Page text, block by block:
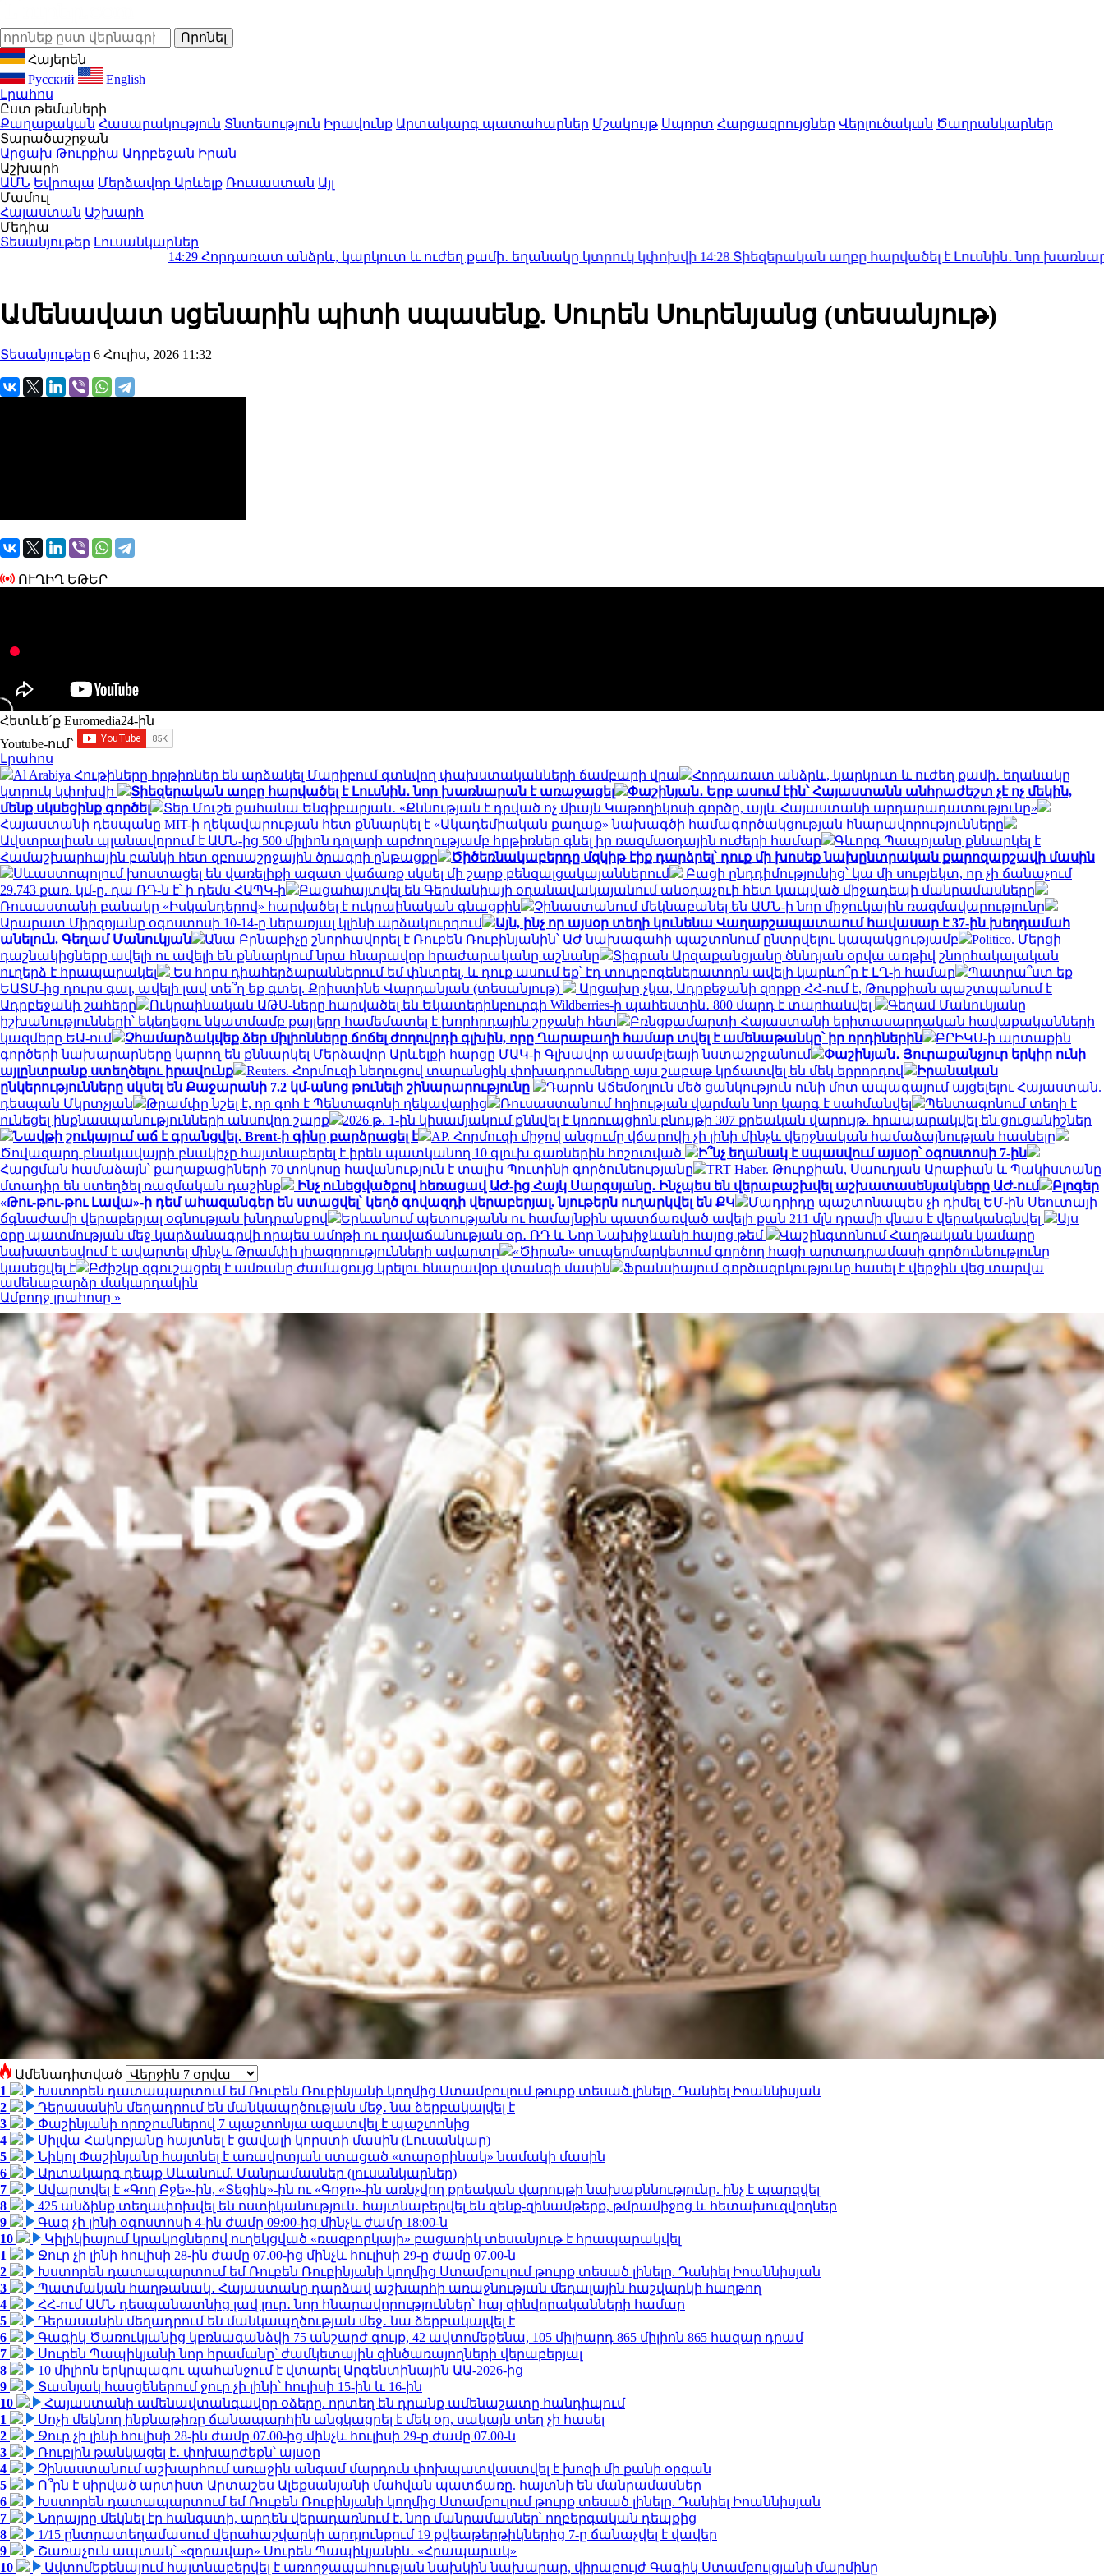
Հայերեն
Русский
English
Լրահոս
Ըստ թեմաների
Քաղաքական Հասարակություն Տնտեսություն Իրավունք Արտակարգ պատահարներ Մշակույթ Սպորտ Հարցազրույցներ Վերլուծական Ծաղրանկարներ
Տարածաշրջան
Արցախ Թուրքիա Ադրբեջան Իրան
Աշխարհ
ԱՄՆ Եվրոպա Մերձավոր Արևելք Ռուսաստան Այլ
Մամուլ
Հայաստան Աշխարհ
Մեդիա
Տեսանյութեր Լուսանկարներ
Հորդառատ անձրև, կարկուտ և ուժեղ քամի․ եղանակը կտրուկ կփոխվի14:28Տիեզերական աղբը հարվածել է Լուսնին․ նոր խառնարան է
Ամենավատ սցենարին պիտի սպասենք. Սուրեն Սուրենյանց (տեսանյութ)
Տեսանյութեր 6 Հուլիս, 2026 11:32
ՈՒՂԻՂ ԵԹԵՐ
Հետևե՛ք Euromedia24-ին
Youtube-ում`
Լրահոս
Al Arabiya Հութիները հրթիռներ են արձակել Մարիբում գտնվող փախստականների ճամբարի վրա
Հորդառատ անձրև, կարկուտ և ուժեղ քամի․ եղանակը
կտրուկ կփոխվի
Տիեզերական աղբը հարվածել է Լուսնին․ նոր խառնարան է առաջացել
Փաշինյան․ Երբ ասում էին՝ Հայաստանն անհրաժեշտ չէ ոչ մեկին,
մենք սկսեցինք գործել
Տեր Մուշե քահանա Ենգիբարյան․ «Քննության է դրված ոչ միայն Կաթողիկոսի գործը, այլև Հայաստանի արդարադատությունը»
Հայաստանի դեսպանը MIT-ի ղեկավարության հետ քննարկել է «Ակադեմիական քաղաք» նախագծի համագործակցության հնարավորությունները
Ավստրալիան պլանավորում է ԱՄՆ-ից 500 միլիոն դոլարի արժողությամբ հրթիռներ գնել իր ռազմաօդային ուժերի համար
Գևորգ Պապոյանը քննարկել է
Համաշխարհային բանկի հետ զբոսաշրջային ծրագրի ընթացքը
Ծիծեռնակաբերդը մզկիթ էիք դարձրել՝ դուք մի խոսեք նախընտրական քարոզարշավի մասին
Սևաստոպոլում խոստացել են վառելիքի ազատ վաճառք սկսել մի շարք բենզալցակայաններում
Բացի ընդդիմությունից՝ կա մի սուբյեկտ, որ չի ճանաչում
29.743 քառ. կմ-ը. դա ՌԴ-ն է՝ ի դեմս ՀԱՊԿ-ի
Բացահայտվել են Գերմանիայի օդանավակայանում անօդաչուի հետ կապված միջադեպի մանրամասները
Ռուսաստանի բանակը «Իսկանդերով» հարվածել է ուկրաինական գնացքին
Չինաստանում մեկնաբանել են ԱՄՆ-ի նոր միջուկային ռազմավարությունը
Արարատ Միրզոյանը օգոստոսի 10-14-ը ներառյալ կլինի արձակուրդում
Այն, ինչ որ այսօր տեղի կունենա Վաղարշապատաում հավասար է 37-ին խեղդամահ
անելուն. Գեղամ Մանուկյան
Անա Բրնաբիչը շնորհավորել է Ռուբեն Ռուբինյանին՝ ԱԺ նախագահի պաշտոնում ընտրվելու կապակցությամբ
Politico. Մերցի
դաշնակիցները ավելի ու ավելի են քննարկում նրա հնարավոր հրաժարականը աշնանը
Տիգրան Արզաքանցյանը ծննդյան օրվա առթիվ շնորհակալական
ուղերձ է հրապարակել
Ես հորս դիահերձարաններում եմ փնտրել, և դուք ասում եք՝ էդ տուրբոգեներատորն ավելի կարևո՞ր է ԼՂ-ի համար
Պատրա՞ստ եք
ԵԱՏՄ-ից դուրս գալ, ավելի լավ տե՞ղ եք գտել. Քրիստինե Վարդանյան (տեսանյութ)
Արցախը չկա, Ադրբեջանի զորքը ՀՀ-ում է, Թուրքիան պաշտպանում է
Ադրբեջանի շահերը
Ուկրաինական ԱԹՍ-ները հարվածել են Եկատերինբուրգի Wildberries-ի պահեստին․ 800 մարդ է տարհանվել
Գեղամ Մանուկյանը
իշխանությունների՝ եկեղեցու նկատմամբ քայլերը համեմատել է խորհրդային շրջանի հետ
Բռնցքամարտի Հայաստանի երիտասարդական հավաքականների
կազմերը ԵԱ-ում
Չհամարձակվեք ձեր միլիոնները ճոճել ժողովրդի գլխին, որը Ղարաբաղի համար տվել է ամենաթանկը՝ իր որդիներին
ԲՐԻԿՍ-ի արտաքին
գործերի նախարարները կարող են քննարկել Մերձավոր Արևելքի հարցը ՄԱԿ-ի Գլխավոր ասամբլեայի նստաշրջանում
Փաշինյան․ Յուրաքանչյուր երկիր ունի
այլընտրանք ստեղծելու իրավունք
Reuters. Հորմուզի նեղուցով տարանցիկ փոխադրումները այս շաբաթ կրճատվել են մեկ երրորդով
Իրանական
ընկերությունները սկսել են Քաջարանի 7.2 կմ-անոց թունելի շինարարությունը
Դարոն Աճեմօղլուն մեծ ցանկություն ունի մոտ ապագայում այցելելու Հայաստան.
դեսպան Մկրտչյան
Թրամփը նշել է, որ գոհ է Պենտագոնի ղեկավարից Ռուսաստանում հղիության վարման նոր կարգ է սահմանվել
Պենտագոնում տեղի է
ունեցել ինքնասպանությունների անսովոր շարք
2026 թ. 1-ին կիսամյակում քննվել է կոռուպցիոն բնույթի 307 քրեական վարույթ. հրապարակվել են ցուցանիշներ
Նավթի շուկայում աճ է գրանցվել․ Brent-ի գինը բարձրացել է
AP. Հորմուզի միջով անցումը վճարովի չի լինի մինչև վերջնական համաձայնության հասնելը
Ծովազարդ բնակավայրի բնակիչը հայտնաբերել է իրեն պատկանող 10 գլուխ գառներին հոշոտված
Ի՞նչ եղանակ է սպասվում այսօր՝ օգոստոսի 7-ին
Հարցման համաձայն՝ քաղաքացիների 70 տոկոսը հավանություն է տալիս Պուտինի գործունեությանը
TRT Haber. Թուրքիան, Սաուդյան Արաբիան և Պակիստանը
մտադիր են ստեղծել ռազմական դաշինք
Ինչ ունեցվածքով հեռացավ ԱԺ-ից Հայկ Սարգսյանը․ Ինչպես են վերաբաշխվել աշխատասենյակները ԱԺ-ում
Բլոգեր
«Թու-թու-թու Լավա»-ի դեմ ահազանգեր են ստացվել՝ կեղծ գովազդի վերաբերյալ. նյութերն ուղարկվել են ՔԿ
Մադրիդը պաշտոնապես չի դիմել ԵՄ-ին Սեուտայի ​​
ճգնաժամի վերաբերյալ օգնության խնդրանքով
Երևանում պետությանն ու համայնքին պատճառված ավելի քան 211 մլն դրամի վնաս է վերականգնվել
Այս
օրը պատմության մեջ կարձանագրվի որպես ամոթի ու դավաճանության օր․ ՌԴ և Նոր Նախիջևանի հայոց թեմ
Վաշինգտոնում Հաղթական կամարը
նախատեսվում է ավարտել մինչև Թրամփի լիազորությունների ավարտը
«Ծիրան» սուպերմարկետում գործող հացի արտադրամասի գործունեությունը
կասեցվել է
Բժիշկը զգուշացրել է ամռանը ժամացույց կրելու հնարավոր վտանգի մասին
Ֆրանսիայում գործազրկությունը հասել է վերջին վեց տարվա
ամենաբարձր մակարդակին
Ամբողջ լրահոսը »
Ամենադիտված
1
Խստորեն դատապարտում եմ Ռուբեն Ռուբինյանի կողմից Ստամբուլում թուրք տեսած լինելը. Դանիել Իոաննիսյան
2
Դերասանին մեղադրում են մանկապղծության մեջ․ նա ձերբակալվել է
3
Փաշինյանի որոշումներով 7 պաշտոնյա ազատվել է պաշտոնից
4
Սիլվա Հակոբյանը հայտնել է ցավալի կորստի մասին (Լուսանկար)
5
Նիկոլ Փաշինյանը հայտնել է առավոտյան ստացած «տարօրինակ» նամակի մասին
6
Արտակարգ դեպք Սևանում. Մանրամասներ (լուսանկարներ)
7
Ավարտվել է «Գող Բջե»-ին, «Տեցիկ»-ին ու «Գոջո»-ին առնչվող քրեական վարույթի նախաքննությունը. ինչ է պարզվել
8
425 անձինք տեղափոխվել են ոստիկանություն․ հայտնաբերվել են զենք-զինամթերք, թմրամիջոց և հետախուզվողներ
9
Գազ չի լինի օգոստոսի 4-ին ժամը 09:00-ից մինչև ժամը 18:00-ն
10
Կիլիկիայում կրակոցներով ուղեկցված «ռազբորկայի» բացառիկ տեսանյութ է հրապարակվել
1
Ջուր չի լինի հուլիսի 28-ին ժամը 07.00-ից մինչև հուլիսի 29-ը ժամը 07.00-ն
2
Խստորեն դատապարտում եմ Ռուբեն Ռուբինյանի կողմից Ստամբուլում թուրք տեսած լինելը. Դանիել Իոաննիսյան
3
Պատմական հաղթանակ․ Հայաստանը դարձավ աշխարհի առաջնության մեդալային հաշվարկի հաղթող
4
ՀՀ-ում ԱՄՆ դեսպանատնից լավ լուր․ նոր հնարավորություններ՝ հայ զինվորականների համար
5
Դերասանին մեղադրում են մանկապղծության մեջ․ նա ձերբակալվել է
6
Գագիկ Ծառուկյանից կբռնագանձվի 75 անշարժ գույք, 42 ավտոմեքենա, 105 միլիարդ 865 միլիոն 865 հազար դրամ
7
Սուրեն Պապիկյանի նոր հրամանը՝ ժամկետային զինծառայողների վերաբերյալ
8
10 միլիոն երկրպագու պահանջում է վտարել Արգենտինային ԱԱ-2026-ից
9
Տասնյակ հասցեներում ջուր չի լինի՝ հուլիսի 15-ին և 16-ին
10
Հայաստանի ամենավտանգավոր օձերը. որտեղ են դրանք ամենաշատը հանդիպում
1
Սոչի մեկնող ինքնաթիռը ճանապարհին անցկացրել է մեկ օր, սակայն տեղ չի հասել
2
Ջուր չի լինի հուլիսի 28-ին ժամը 07.00-ից մինչև հուլիսի 29-ը ժամը 07.00-ն
3
Ռուբլին թանկացել է․ փոխարժեքն՝ այսօր
4
Չինաստանում աշխարհում առաջին անգամ մարդուն փոխպատվաստվել է խոզի մի քանի օրգան
5
Ո՞րն է սիրված արտիստ Արտաշես Ալեքսանյանի մահվան պատճառը. հայտնի են մանրամասներ
6
Խստորեն դատապարտում եմ Ռուբեն Ռուբինյանի կողմից Ստամբուլում թուրք տեսած լինելը. Դանիել Իոաննիսյան
7
Նորայրը մեկնել էր հանգստի, արդեն վերադառնում է. նոր մանրամասներ՝ ողբերգական դեպքից
8
1/15 ընտրատեղամասում վերահաշվարկի արդյունքում 19 քվեաթերթիկներից 7-ը ճանաչվել է վավեր
9
Շառաչուն ապտակ՝ «զորավար» Սուրեն Պապիկյանին․ «Հրապարակ»
10
Ավտոմեքենայում հայտնաբերվել է առողջապահության նախկին նախարար, վիրաբույժ Գագիկ Ստամբուլցյանի մարմինը